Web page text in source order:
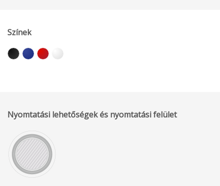
Színek
Nyomtatási lehetőségek és nyomtatási felület